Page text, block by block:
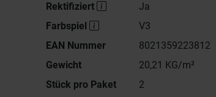
Rektifiziert
Ja
Farbspiel
V3
EAN Nummer
8021359223812
Gewicht
20,21 KG/m²
Stück pro Paket
2